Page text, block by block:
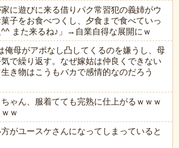
に遊びに来る借りパク常習犯の義姉がウ
子をお食べつくし、夕食まで食べていっ
また来るね♪」→自業自得な展開にｗ
俺母がアポなし凸してくるのを嫌うし、母
で繰り返す。なぜ嫁姑は仲良くできない
き物はこうもバカで感情的なのだろう
ちゃん、服着てても完熟に仕上がるｗｗｗ
ｗ
がユースケさんになってしまっていると